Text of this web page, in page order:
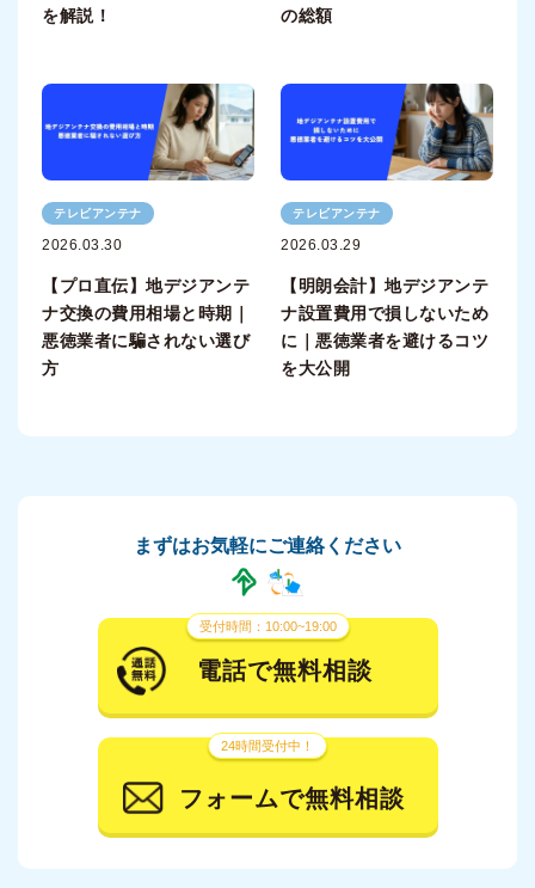
を解説！
の総額
テレビアンテナ
2026.03.30
【プロ直伝】地デジアンテ
ナ交換の費用相場と時期｜
悪徳業者に騙されない選び
方
テレビアンテナ
2026.03.29
【明朗会計】地デジアンテ
ナ設置費用で損しないため
に｜悪徳業者を避けるコツ
を大公開
まずはお気軽にご連絡ください
受付時間：10:00~19:00
電話で無料相談
24時間受付中！
フォームで無料相談